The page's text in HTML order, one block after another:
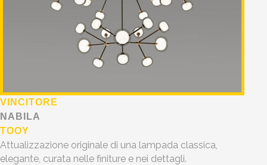
VINCITORE
NABILA
TOOY
Attualizzazione originale di una lampada classica,
elegante, curata nelle finiture e nei dettagli.